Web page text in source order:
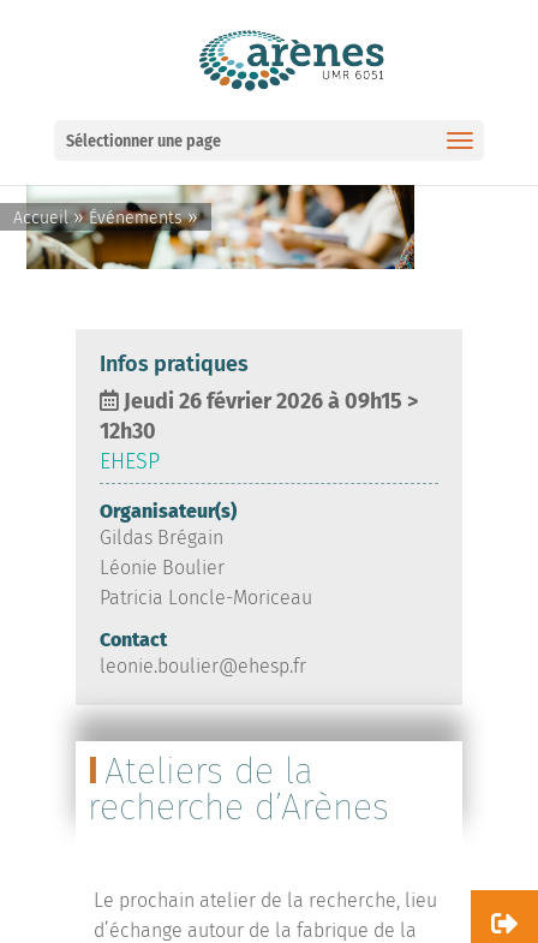
Sélectionner une page
Accueil»Événements»
Infos pratiques
Jeudi 26 février 2026 à 09h15 >
12h30
EHESP
Organisateur(s)
Gildas Brégain
Léonie Boulier
Patricia Loncle-Moriceau
Contact
leonie.boulier@ehesp.fr
Ateliers de la
recherche d’Arènes
Le prochain atelier de la recherche, lieu
d’échange autour de la fabrique de la